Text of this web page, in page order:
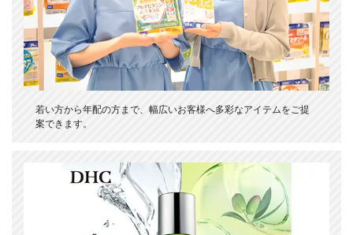
若い方から年配の方まで、幅広いお客様へ多彩なアイテムをご提
案できます。